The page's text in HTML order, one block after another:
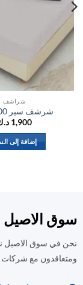
شراشف
شرشف سير 100*200
1,900د.ك
إضافة إلى السلة
الاصيل
سوق الاصيل نهتم
مع شركات